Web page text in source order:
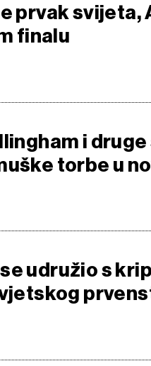
prvak svijeta,
finalu
i
torbe u
udružio s